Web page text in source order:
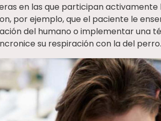
en las que participan
por ejemplo, que el paciente le
del humano o implementar una
su respiración con la del perro.